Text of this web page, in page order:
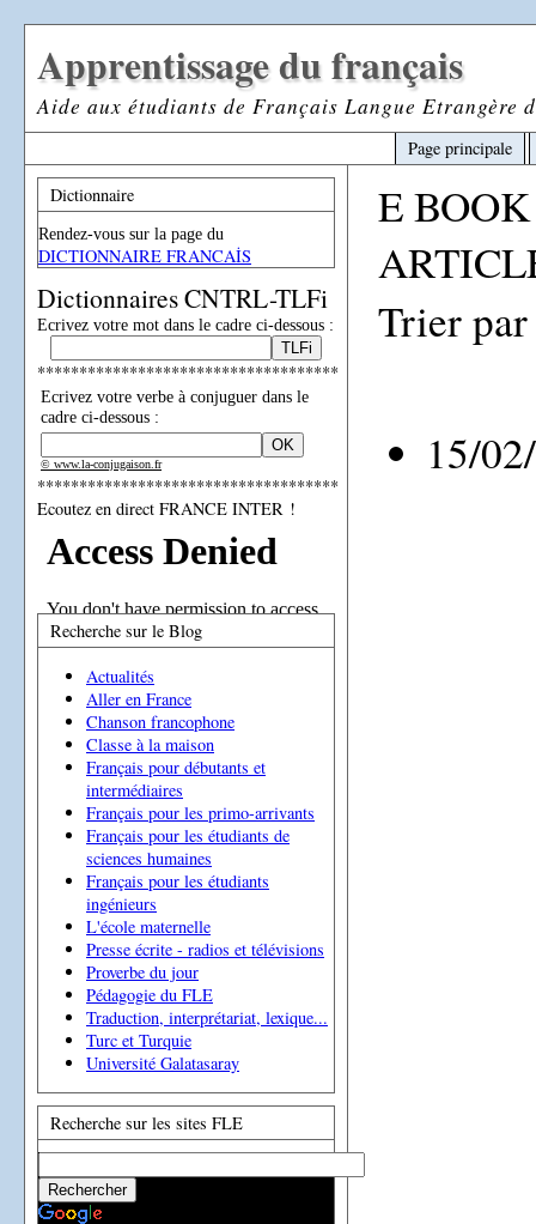
Apprentissage du français
Aide aux étudiants de Français Langue Etrangère
Page principale
Dictionnaire
Rendez-vous sur la page du
DICTIONNAIRE FRANCAİS
Dictionnaires CNTRL-TLFi
Ecrivez votre mot dans le cadre ci-dessous :
************************************
Ecrivez votre verbe à conjuguer dans le
cadre ci-dessous :
© www.la-conjugaison.fr
************************************
Ecoutez en direct FRANCE INTER !
Recherche sur le Blog
Actualités
Aller en France
Chanson francophone
Classe à la maison
Français pour débutants et
intermédiaires
Français pour les primo-arrivants
Français pour les étudiants de
sciences humaines
Français pour les étudiants
ingénieurs
L'école maternelle
Presse écrite - radios et télévisions
Proverbe du jour
Pédagogie du FLE
Traduction, interprétariat, lexique...
Turc et Turquie
Université Galatasaray
Recherche sur les sites FLE
E BOOK
Trier
15/